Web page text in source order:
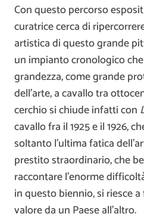
Con questo percorso
curatrice cerca di
artistica di questo grande
un impianto cronologico
grandezza, come grande
dell’arte, a cavallo tra
cerchio si chiude infatti con
cavallo fra il 1925 e il 1926,
soltanto l’ultima fatica
prestito straordinario, che
raccontare l’enorme
in questo biennio, si riesce
valore da un Paese all’altro.